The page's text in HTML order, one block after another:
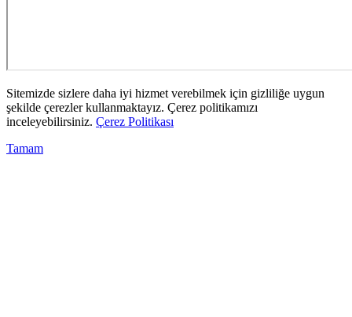
Sitemizde sizlere daha iyi hizmet verebilmek için gizliliğe uygun
şekilde çerezler kullanmaktayız. Çerez politikamızı
inceleyebilirsiniz. Çerez Politikası
Tamam